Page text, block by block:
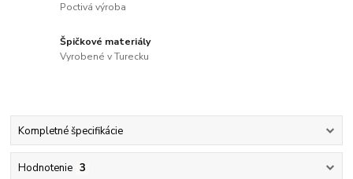
Poctivá výroba
Špičkové materiály
Vyrobené v Turecku
Kompletné špecifikácie
Hodnotenie 3